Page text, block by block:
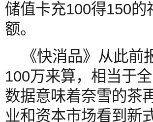
储值卡充100得150
额。
《快消品》从此
100万来算，相当于
数据意味着奈雪的茶
业和资本市场看到新